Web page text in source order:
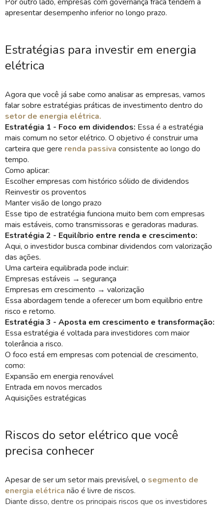
apresentar desempenho inferior no longo prazo.
Estratégias para investir em energia
elétrica
Agora que você já sabe como analisar as empresas, vamos
falar sobre estratégias práticas de investimento dentro do
setor de energia elétrica.
Estratégia 1 - Foco em dividendos: Essa é a estratégia
mais comum no setor elétrico. O objetivo é construir uma
carteira que gere renda passiva consistente ao longo do
tempo.
Como aplicar:
Escolher empresas com histórico sólido de dividendos
Reinvestir os proventos
Manter visão de longo prazo
Esse tipo de estratégia funciona muito bem com empresas
mais estáveis, como transmissoras e geradoras maduras.
Estratégia 2 - Equilíbrio entre renda e crescimento:
Aqui, o investidor busca combinar dividendos com valorização
das ações.
Uma carteira equilibrada pode incluir:
Empresas estáveis → segurança
Empresas em crescimento → valorização
Essa abordagem tende a oferecer um bom equilíbrio entre
risco e retorno.
Estratégia 3 - Aposta em crescimento e transformação:
Essa estratégia é voltada para investidores com maior
tolerância a risco.
O foco está em empresas com potencial de crescimento,
como:
Expansão em energia renovável
Entrada em novos mercados
Aquisições estratégicas
Riscos do setor elétrico que você
precisa conhecer
Apesar de ser um setor mais previsível, o segmento de
energia elétrica não é livre de riscos.
Diante disso, dentre os principais riscos que os investidores